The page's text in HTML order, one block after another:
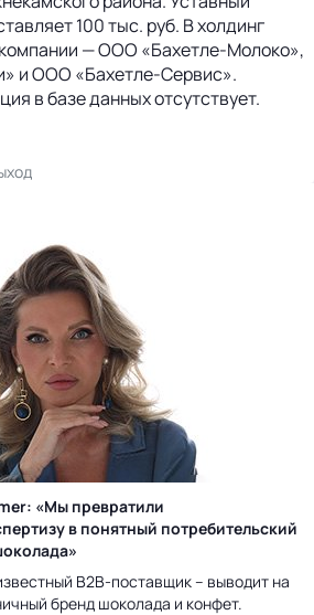
100 тыс. руб. В холдинг
— ООО «Бахетле-Молоко»,
и ООО «Бахетле-Сервис».
в базе данных отсутствует.
«Мы превратили
в понятный потребительский
B2B-поставщик – выводит на
бренд шоколада и конфет.